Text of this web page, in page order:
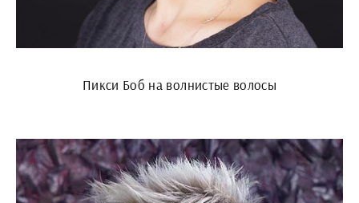
Пикси Боб на волнистые волосы